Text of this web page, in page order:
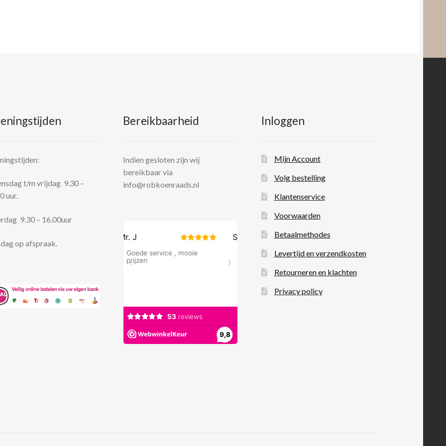
t/m vrijdag 9.30 –
uur.
9.30 – 16.00uur
op afspraak.
Bereikbaarheid
Indien gesloten zijn wij
bereikbaar via
info@robkoenraads.nl
Inloggen
Mijn Account
Volg bestelling
Klantenservice
Voorwaarden
Betaalmethodes
Levertijd en verzendkosten
Retourneren en klachten
Privacy policy